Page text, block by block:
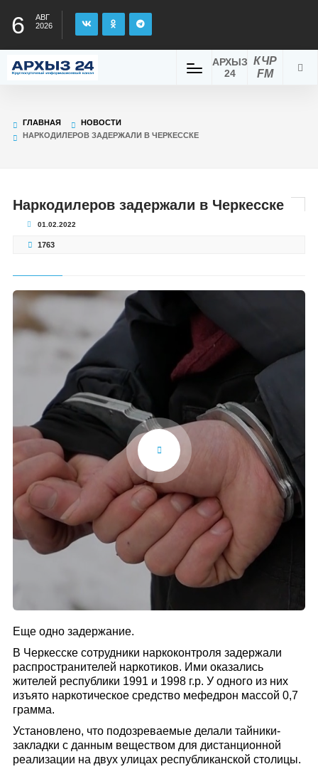
6
АВГ
2026
КЧР
FM
АРХЫЗ
24
ГЛАВНАЯ
НОВОСТИ
НАРКОДИЛЕРОВ ЗАДЕРЖАЛИ В ЧЕРКЕССКЕ
Наркодилеров задержали в Черкесске
01.02.2022
1763
Еще одно задержание.
В Черкесске сотрудники наркоконтроля задержали
распространителей наркотиков. Ими оказались
жителей республики 1991 и 1998 г.р. У одного из них
изъято наркотическое средство мефедрон массой 0,7
грамма.
Установлено, что подозреваемые делали тайники-
закладки с данным веществом для дистанционной
реализации на двух улицах республиканской столицы.